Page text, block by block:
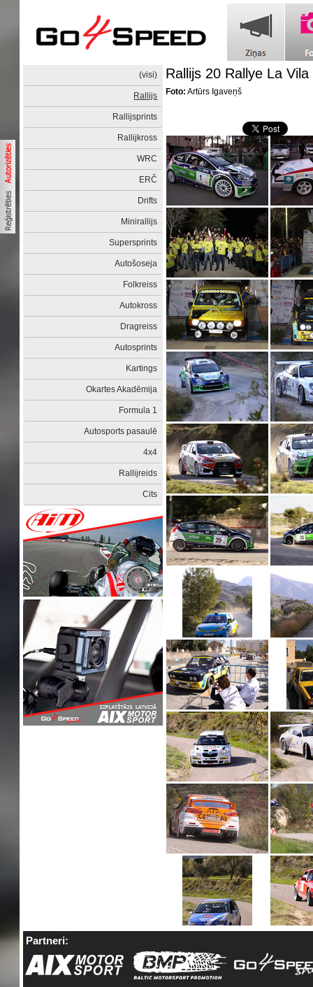
(visi)
Rallijs
Rallijsprints
Rallijkross
WRC
ERČ
Drifts
Minirallijs
Supersprints
Autošoseja
Folkreiss
Autokross
Dragreiss
Autosprints
Kartings
Okartes Akadēmija
Formula 1
Autosports pasaulē
4x4
Rallijreids
Cits
Rallijs 20 Rallye La
Foto: Artūrs Igaveņš
Partneri: